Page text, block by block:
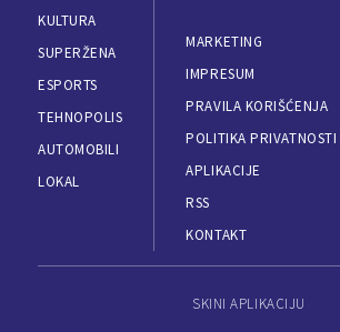
KULTURA
SUPERŽENA
ESPORTS
TEHNOPOLIS
AUTOMOBILI
LOKAL
MARKETING
IMPRESUM
PRAVILA KORIŠĆENJA
POLITIKA PRIVATNOSTI
APLIKACIJE
RSS
KONTAKT
SKINI APLIKACIJU